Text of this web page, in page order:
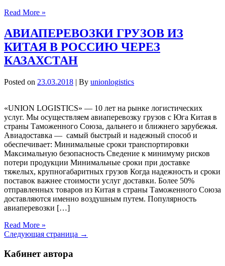
Read More »
АВИАПЕРЕВОЗКИ ГРУЗОВ ИЗ
КИТАЯ В РОССИЮ ЧЕРЕЗ
КАЗАХСТАН
Posted on 23.03.2018 | By unionlogistics
«UNION LOGISTICS» — 10 лет на рынке логистических
услуг. Мы осуществляем авиаперевозку грузов с Юга Китая в
страны Таможенного Союза, дальнего и ближнего зарубежья.
Авиадоставка — самый быстрый и надежный способ и
обеспечивает: Минимальные сроки транспортировки
Максимальную безопасность Сведение к минимуму рисков
потери продукции Минимальные сроки при доставке
тяжелых, крупногабаритных грузов Когда надежность и сроки
поставок важнее стоимости услуг доставки. Более 50%
отправленных товаров из Китая в страны Таможенного Союза
доставляются именно воздушным путем. Популярность
авиаперевозки […]
Read More »
Следующая страница →
Кабинет автора